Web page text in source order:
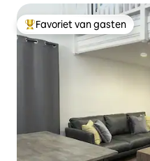
Topfavoriet van gasten
Favoriet van gasten